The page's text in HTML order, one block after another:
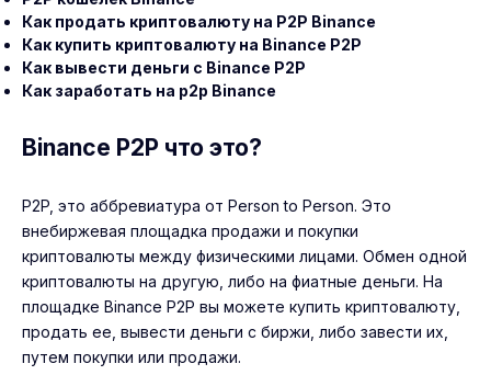
Как продать криптовалюту на P2P Binance
Как купить криптовалюту на Binance P2P
Как вывести деньги с Binance P2P
Как заработать на p2p Binance
Binance P2P что это?
P2P, это аббревиатура от Person to Person. Это
внебиржевая площадка продажи и покупки
криптовалюты между физическими лицами. Обмен одной
криптовалюты на другую, либо на фиатные деньги. На
площадке Binance P2P вы можете купить криптовалюту,
продать ее, вывести деньги с биржи, либо завести их,
путем покупки или продажи.